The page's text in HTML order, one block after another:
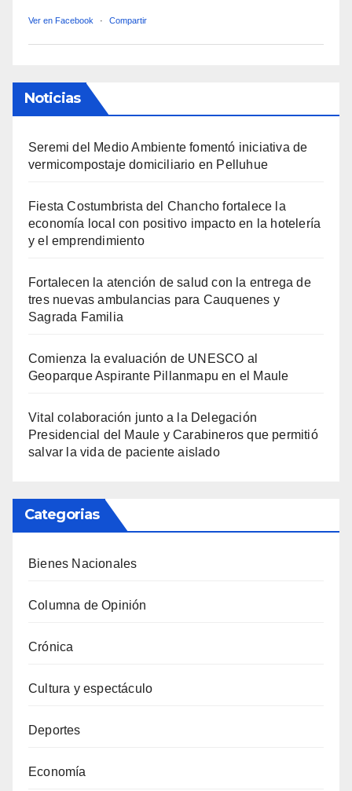
Ver en Facebook · Compartir
Noticias
Seremi del Medio Ambiente fomentó iniciativa de
vermicompostaje domiciliario en Pelluhue
Fiesta Costumbrista del Chancho fortalece la
economía local con positivo impacto en la hotelería
y el emprendimiento
Fortalecen la atención de salud con la entrega de
tres nuevas ambulancias para Cauquenes y
Sagrada Familia
Comienza la evaluación de UNESCO al
Geoparque Aspirante Pillanmapu en el Maule
Vital colaboración junto a la Delegación
Presidencial del Maule y Carabineros que permitió
salvar la vida de paciente aislado
Categorias
Bienes Nacionales
Columna de Opinión
Crónica
Cultura y espectáculo
Deportes
Economía